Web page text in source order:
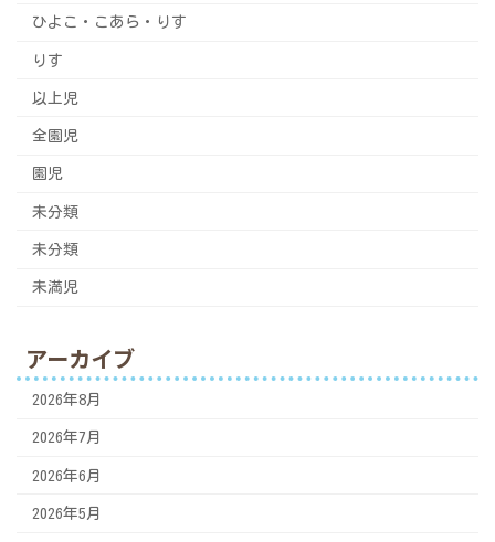
ひよこ・こあら・りす
りす
以上児
全園児
園児
未分類
未分類
未満児
アーカイブ
2026年8月
2026年7月
2026年6月
2026年5月